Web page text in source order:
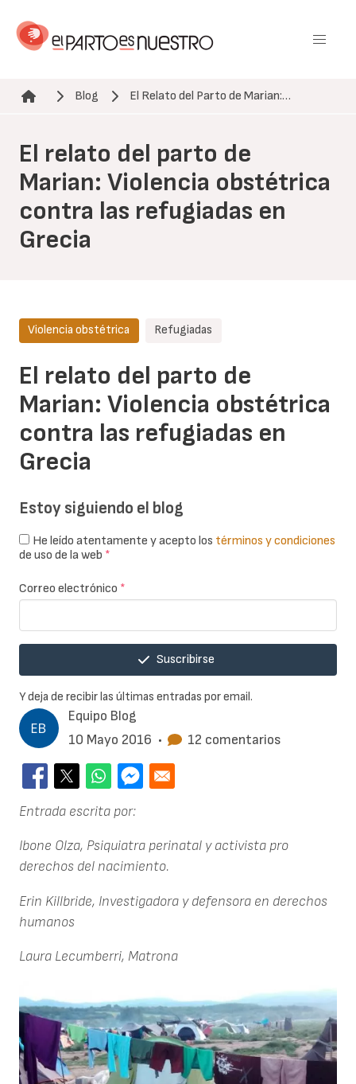
contenido
Ruta de navegación
Blog El Relato del Parto de Marian:…
El relato del parto de
Marian: Violencia obstétrica
contra las refugiadas en
Grecia
Equipo Blog
10 Mayo 2016 • 12 comentarios
El relato del parto de
Marian: Violencia obstétrica
contra las refugiadas en
Grecia
Violencia obstétrica Refugiadas
Entrada escrita por:
Ibone Olza, Psiquiatra perinatal y activista pro
derechos del nacimiento.
Erin Killbride, Investigadora y defensora en derechos
humanos
Laura Lecumberri, Matrona
Estoy siguiendo el blog
He leído atentamente y acepto los términos y condiciones
de uso de la web *
Correo electrónico *
Suscribirse
Y deja de recibir las últimas entradas por email.